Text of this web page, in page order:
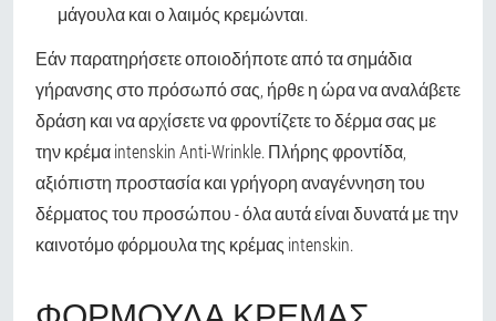
μάγουλα και ο λαιμός κρεμώνται.
Εάν παρατηρήσετε οποιοδήποτε από τα σημάδια
γήρανσης στο πρόσωπό σας, ήρθε η ώρα να αναλάβετε
δράση και να αρχίσετε να φροντίζετε το δέρμα σας με
την κρέμα intenskin Anti-Wrinkle. Πλήρης φροντίδα,
αξιόπιστη προστασία και γρήγορη αναγέννηση του
δέρματος του προσώπου - όλα αυτά είναι δυνατά με την
καινοτόμο φόρμουλα της κρέμας intenskin.